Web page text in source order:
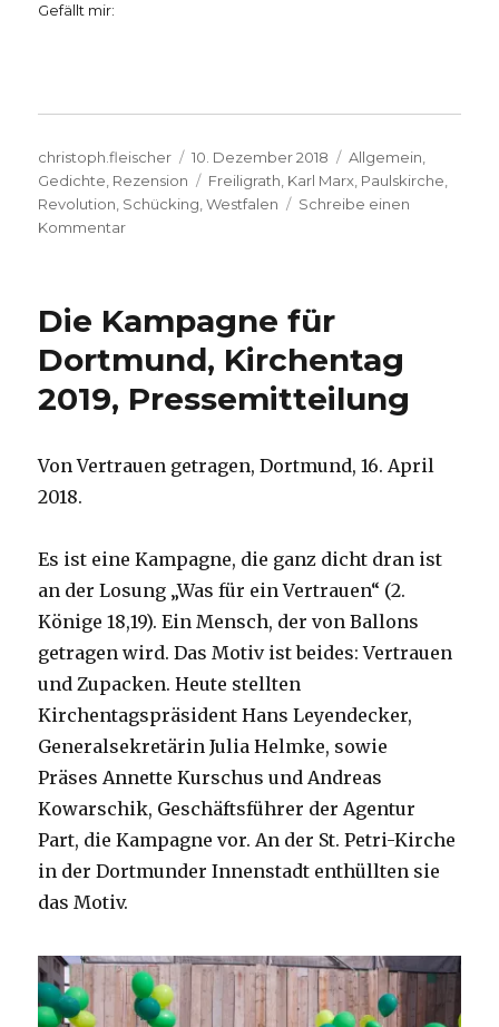
Gefällt mir:
Autor
christoph.fleischer
Veröffentlicht
am
10. Dezember 2018 Kategorien
Allgemein,
Gedichte, Rezension Schlagwörter
Freiligrath, Karl Marx, Paulskirche,
Revolution, Schücking,Westfalen
Schreibe einen
Kommentarzu
im
Widerstand,
Rezension
mit
Auszügen,
Fleischer,
Die Kampagne für
Dortmund, Kirchentag
2019, Pressemitteilung
Von Vertrauen getragen, Dortmund, 16. April
2018.
Es ist eine Kampagne, die ganz dicht dran ist
an der Losung „Was für ein Vertrauen“ (2.
Könige 18,19). Ein Mensch, der von Ballons
getragen wird. Das Motiv ist beides: Vertrauen
und Zupacken. Heute stellten
Kirchentagspräsident Hans Leyendecker,
Generalsekretärin Julia Helmke, sowie
Präses Annette Kurschus und Andreas
Kowarschik, Geschäftsführer der Agentur
Part, die Kampagne vor. An der St. Petri-Kirche
in der Dortmunder Innenstadt enthüllten sie
das Motiv.